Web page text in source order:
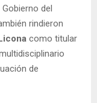
del
rindieron
como titular
de